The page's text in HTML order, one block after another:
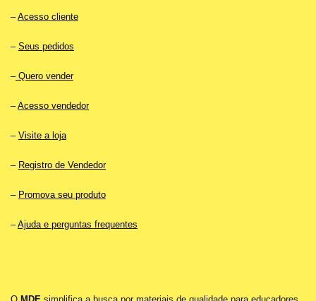
–Acesso cliente
– Seus pedidos
–Quero vender
–Acesso vendedor
– Visite a loja
– Registro de Vendedor
– Promova seu produto
–Ajuda e perguntas frequentes